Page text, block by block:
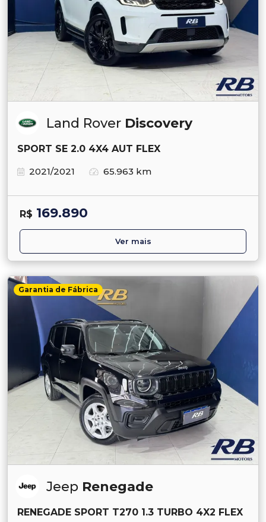
Land Rover Discovery
SPORT SE 2.0 4X4 AUT FLEX
2021/2021
65.963 km
R$ 169.890
Ver mais
Garantia de Fábrica
Jeep Renegade
RENEGADE SPORT T270 1.3 TURBO 4X2 FLEX